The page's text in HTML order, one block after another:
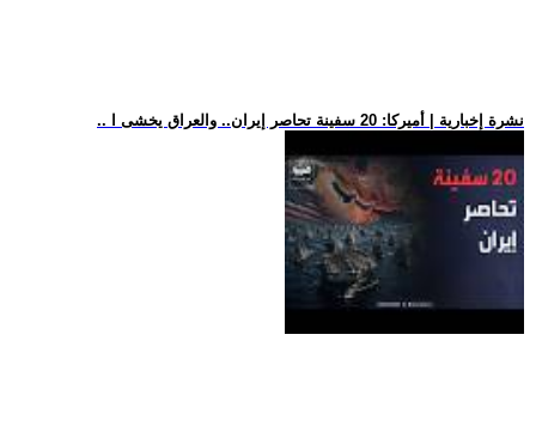
.. نشرة إخبارية | أميركا: 20 سفينة تحاصر إيران.. والعراق يخشى ا